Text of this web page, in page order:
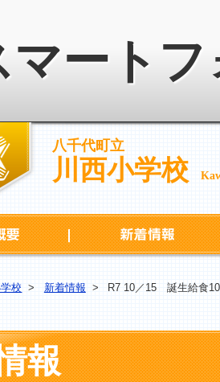
マート
八千代町立
川西小学校
学校概要
校 > 新着情報 > R7 10／15 誕生給食
報